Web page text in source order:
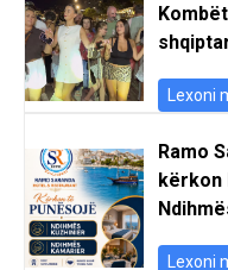
Lexoni
Ramo
kërkon
Lexoni